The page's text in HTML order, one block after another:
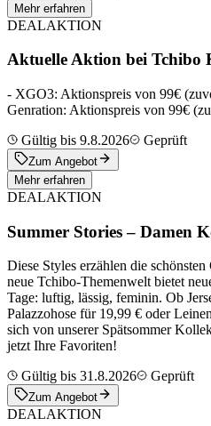
Mehr erfahren
DEALAKTION
Aktuelle Aktion bei Tchibo
- XGO3: Aktionspreis von 99€
Genration: Aktionspreis von 99€
Gültig bis 9.8.2026
Geprüft
Zum Angebot
Mehr erfahren
DEALAKTION
Summer Stories – Damen
Diese Styles erzählen die
neue Tchibo-Themenwelt bietet
Tage: luftig, lässig, feminin. Ob
Palazzohose für 19,99 € oder
sich von unserer Spätsommer
jetzt Ihre Favoriten!
Gültig bis 31.8.2026
Geprüft
Zum Angebot
DEALAKTION